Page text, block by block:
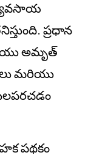
ప్రధాన
అమృత్
మరియు
పథకం